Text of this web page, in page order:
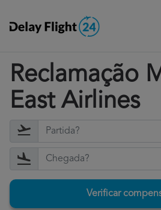
Reclamação
East Airlines
Verificar